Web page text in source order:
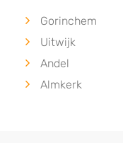
Gorinchem
Uitwijk
Andel
Almkerk